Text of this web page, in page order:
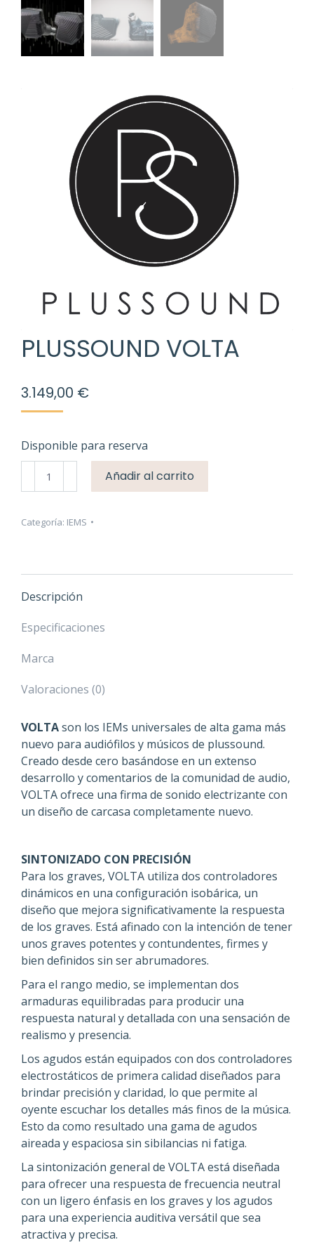
PLUSSOUND VOLTA
3.149,00 €
Disponible para reserva
VOLTA
Añadir al carrito
Categoría: IEMS
Descripción
Especificaciones
Marca
Valoraciones (0)
VOLTAson los IEMs universales de alta gama más
nuevo para audiófilos y músicos de plussound.
Creado desde cero basándose en un extenso
desarrollo y comentarios de la comunidad de audio,
VOLTA ofrece una firma de sonido electrizante con
un diseño de carcasa completamente nuevo.
SINTONIZADO CON PRECISIÓN
Para los graves, VOLTA utiliza dos controladores
dinámicos en una configuración isobárica, un
diseño que mejora significativamente la respuesta
de los graves. Está afinado con la intención de tener
unos graves potentes y contundentes, firmes y
bien definidos sin ser abrumadores.
Para el rango medio, se implementan dos
armaduras equilibradas para producir una
respuesta natural y detallada con una sensación de
realismo y presencia.
Los agudos están equipados con dos controladores
electrostáticos de primera calidad diseñados para
brindar precisión y claridad, lo que permite al
oyente escuchar los detalles más finos de la música.
Esto da como resultado una gama de agudos
aireada y espaciosa sin sibilancias ni fatiga.
La sintonización general de VOLTA está diseñada
para ofrecer una respuesta de frecuencia neutral
con un ligero énfasis en los graves y los agudos
para una experiencia auditiva versátil que sea
atractiva y precisa.